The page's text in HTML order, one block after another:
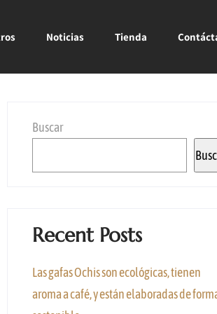
Noticias Tienda
Buscar
Recent Posts
Las gafas Ochis son ecológicas, tienen
aroma a café, y están elaboradas de